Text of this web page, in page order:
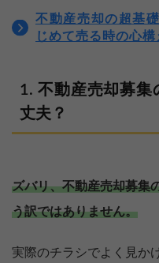
不動産売却の超基
じめて売る時の心構
不動産売却募集
丈夫？
ズバリ、不動産売却募集
う訳ではありません。
実際のチラシでよく見か